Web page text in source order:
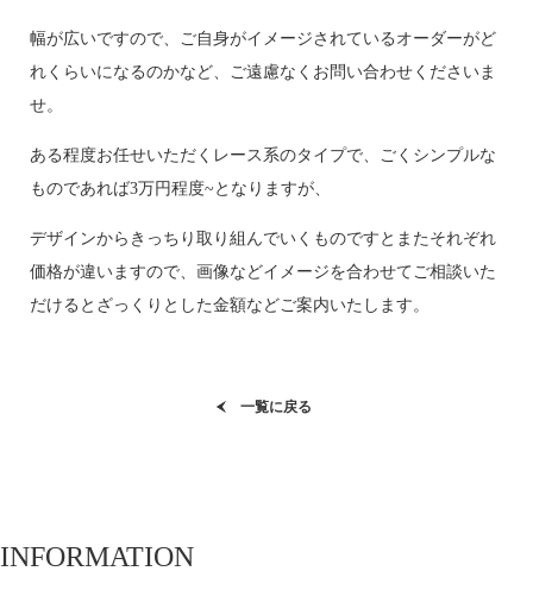
幅が広いですので、ご自身がイメージされているオーダーがど
れくらいになるのかなど、ご遠慮なくお問い合わせくださいま
せ。
ある程度お任せいただくレース系のタイプで、ごくシンプルな
ものであれば3万円程度~となりますが、
デザインからきっちり取り組んでいくものですとまたそれぞれ
価格が違いますので、画像などイメージを合わせてご相談いた
だけるとざっくりとした金額などご案内いたします。
一覧に戻る
INFORMATION